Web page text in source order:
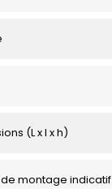
(L x l x h)
montage indicatif